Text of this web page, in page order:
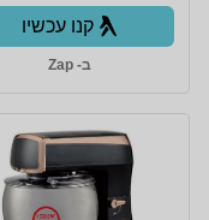
קנו עכשיו
ב- Zap